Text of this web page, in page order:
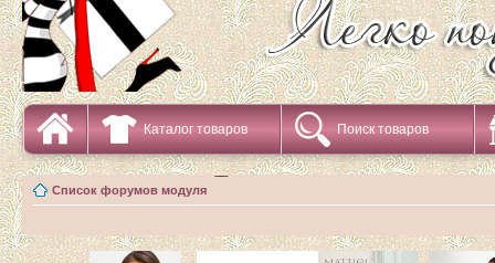
Каталог товаров Поиск товаров
Список форумов модуля